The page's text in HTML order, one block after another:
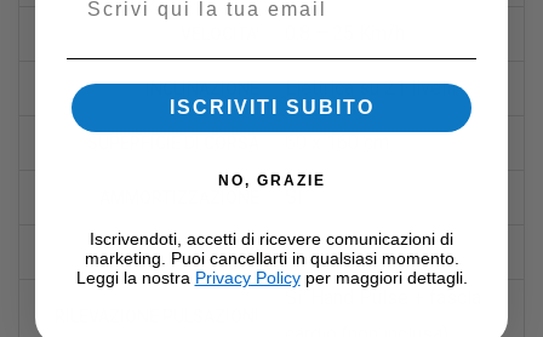
INCLINAZIONE Elettrica su 21 livelli
DISPLAY LED
ISCRIVITI SUBITO
NO, GRAZIE
Iscrivendoti, accetti di ricevere comunicazioni di
marketing. Puoi cancellarti in qualsiasi momento.
Leggi la nostra Privacy Policyper maggiori dettagli.